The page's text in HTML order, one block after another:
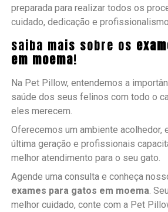
preparada para realizar todos os
cuidado, dedicação e profissionalismo.
saiba mais sobre os
em moema!
Na Pet Pillow, entendemos a
saúde dos seus felinos com todo o
eles merecem.
Oferecemos um ambiente acolhedor,
última geração e profissionais
melhor atendimento para o seu gato.
Agende uma consulta e conheça
exames para gatos em moema .
melhor cuidado, conte com a Pet